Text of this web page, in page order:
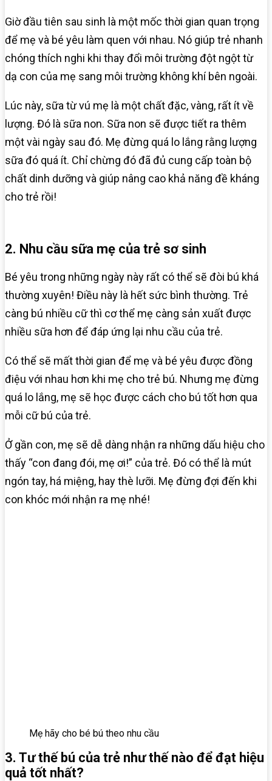
Giờ đầu tiên sau sinh là một mốc thời gian quan trọng
để mẹ và bé yêu làm quen với nhau. Nó giúp trẻ nhanh
chóng thích nghi khi thay đổi môi trường đột ngột từ
dạ con của mẹ sang môi trường không khí bên ngoài.
Lúc này, sữa từ vú mẹ là một chất đặc, vàng, rất ít về
lượng. Đó là sữa non. Sữa non sẽ được tiết ra thêm
một vài ngày sau đó. Mẹ đừng quá lo lắng rằng lượng
sữa đó quá ít. Chỉ chừng đó đã đủ cung cấp toàn bộ
chất dinh dưỡng và giúp nâng cao khả năng đề kháng
cho trẻ rồi!
2. Nhu cầu sữa mẹ của trẻ sơ sinh
Bé yêu trong những ngày này rất có thể sẽ đòi bú khá
thường xuyên! Điều này là hết sức bình thường. Trẻ
càng bú nhiều cữ thì cơ thể mẹ càng sản xuất được
nhiều sữa hơn để đáp ứng lại nhu cầu của trẻ.
Có thể sẽ mất thời gian để mẹ và bé yêu được đồng
điệu với nhau hơn khi mẹ cho trẻ bú. Nhưng mẹ đừng
quá lo lắng, mẹ sẽ học được cách cho bú tốt hơn qua
mỗi cữ bú của trẻ.
Ở gần con, mẹ sẽ dễ dàng nhận ra những dấu hiệu cho
thấy “con đang đói, mẹ ơi!” của trẻ. Đó có thể là mút
ngón tay, há miệng, hay thè lưỡi. Mẹ đừng đợi đến khi
con khóc mới nhận ra mẹ nhé!
Mẹ hãy cho bé bú theo nhu cầu
3. Tư thế bú của trẻ như thế nào để đạt hiệu
quả tốt nhất?